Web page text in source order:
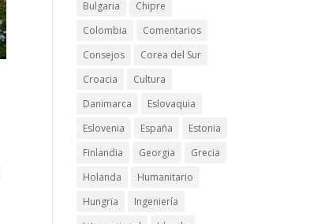
Bulgaria
Chipre
Colombia
Comentarios
Consejos
Corea del Sur
Croacia
Cultura
Danimarca
Eslovaquia
Eslovenia
España
Estonia
Finlandia
Georgia
Grecia
Holanda
Humanitario
Hungria
Ingeniería